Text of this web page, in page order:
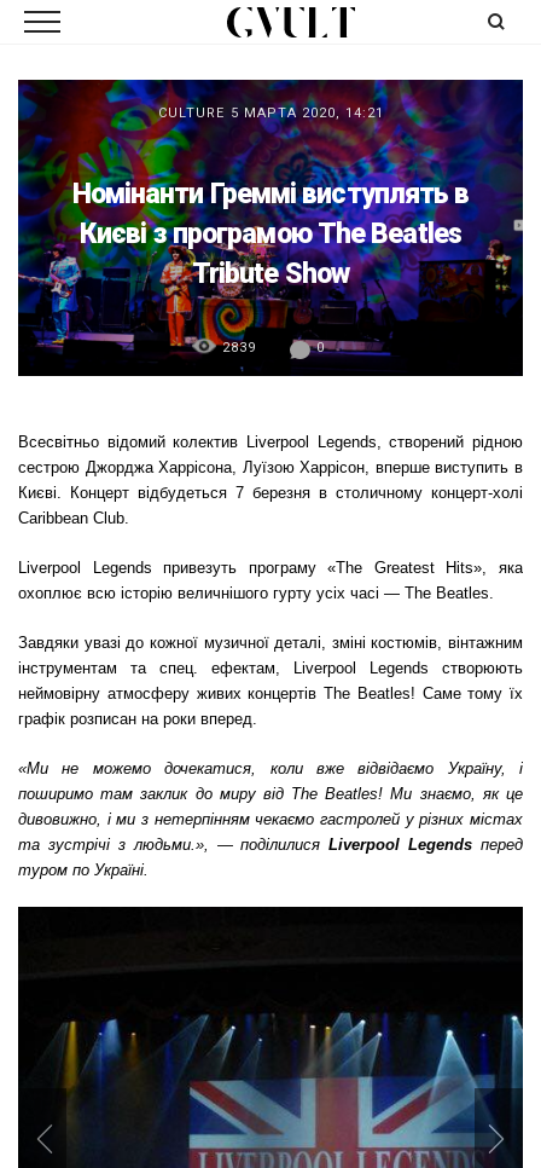
CULTURE 5 МАРТА 2020, 14:21
Номінанти Греммі виступлять в
Києві з програмою The Beatles
Tribute Show
2839 0
Всесвітньо відомий колектив Liverpool Legends, створений рідною
сестрою Джорджа Харрісона, Луїзою Харрісон, вперше виступить в
Києві. Концерт відбудеться 7 березня в столичному концерт-холі
Caribbean Club.
Liverpool Legends привезуть програму «The Greatest Hits», яка
охоплює всю історію величнішого гурту усіх часі — The Beatles.
Завдяки увазі до кожної музичної деталі, зміні костюмів, вінтажним
інструментам та спец. ефектам, Liverpool Legends створюють
неймовірну атмосферу живих концертів The Beatles! Саме тому їх
графік розписан на роки вперед.
«Ми не можемо дочекатися, коли вже відвідаємо Україну, і
поширимо там заклик до миру від The Beatles! Ми знаємо, як це
дивовижно, і ми з нетерпінням чекаємо гастролей у різних містах
та зустрічі з людьми.», — поділилися Liverpool Legends перед
туром по Україні.
Previous